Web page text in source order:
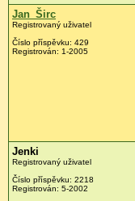
Jan_Širc
Registrovaný uživatel
Číslo příspěvku: 429
Registrován: 1-2005
Jenki
Registrovaný uživatel
Číslo příspěvku: 2218
Registrován: 5-2002